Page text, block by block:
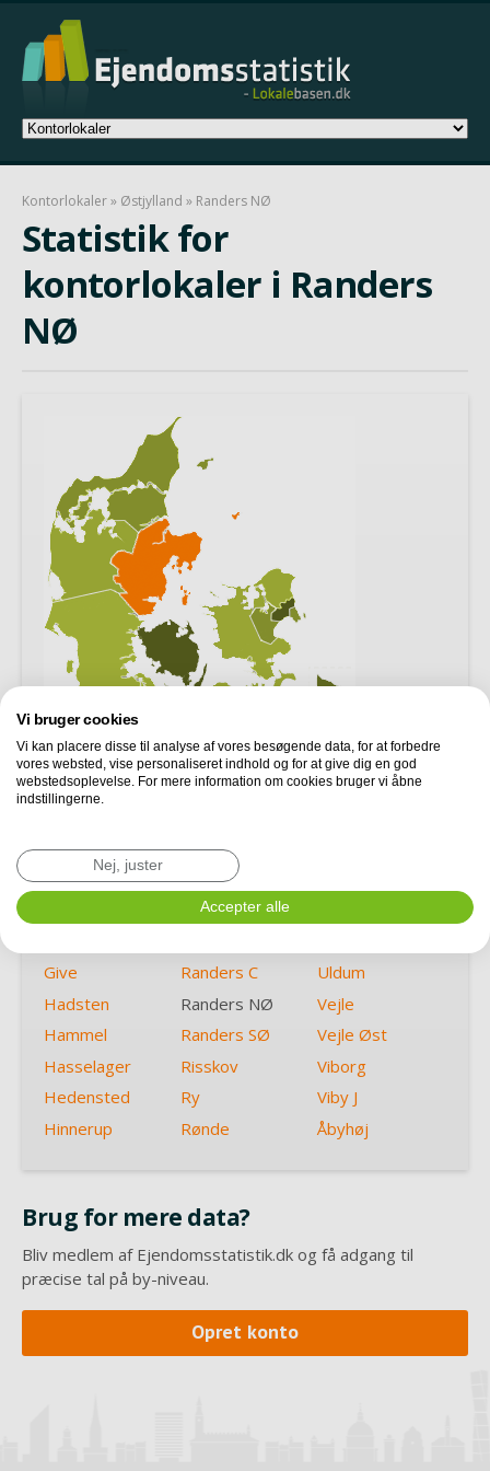
Kontorlokaler» Østjylland » Randers NØ
Statistik for
kontorlokaler i Randers
NØ
Aarhus C Horsens
Silkeborg
Aarhus V
Kolind
Bording
Lystrup
Malling
Give
Randers C
Uldum
Hadsten
Randers NØ
Vejle
Hammel
Randers SØ
Vejle Øst
Hasselager
Risskov
Viborg
Hedensted
Ry
Viby J
Hinnerup
Rønde Åbyhøj
Brug for mere data?
Bliv medlem af Ejendomsstatistik.dk og få adgang til
præcise tal på by-niveau.
Opret konto
Vi bruger cookies
Vi kan placere disse til analyse af vores besøgende data, for at forbedre
vores websted, vise personaliseret indhold og for at give dig en god
webstedsoplevelse. For mere information om cookies bruger vi åbne
indstillingerne.
Nej, juster
Accepter alle